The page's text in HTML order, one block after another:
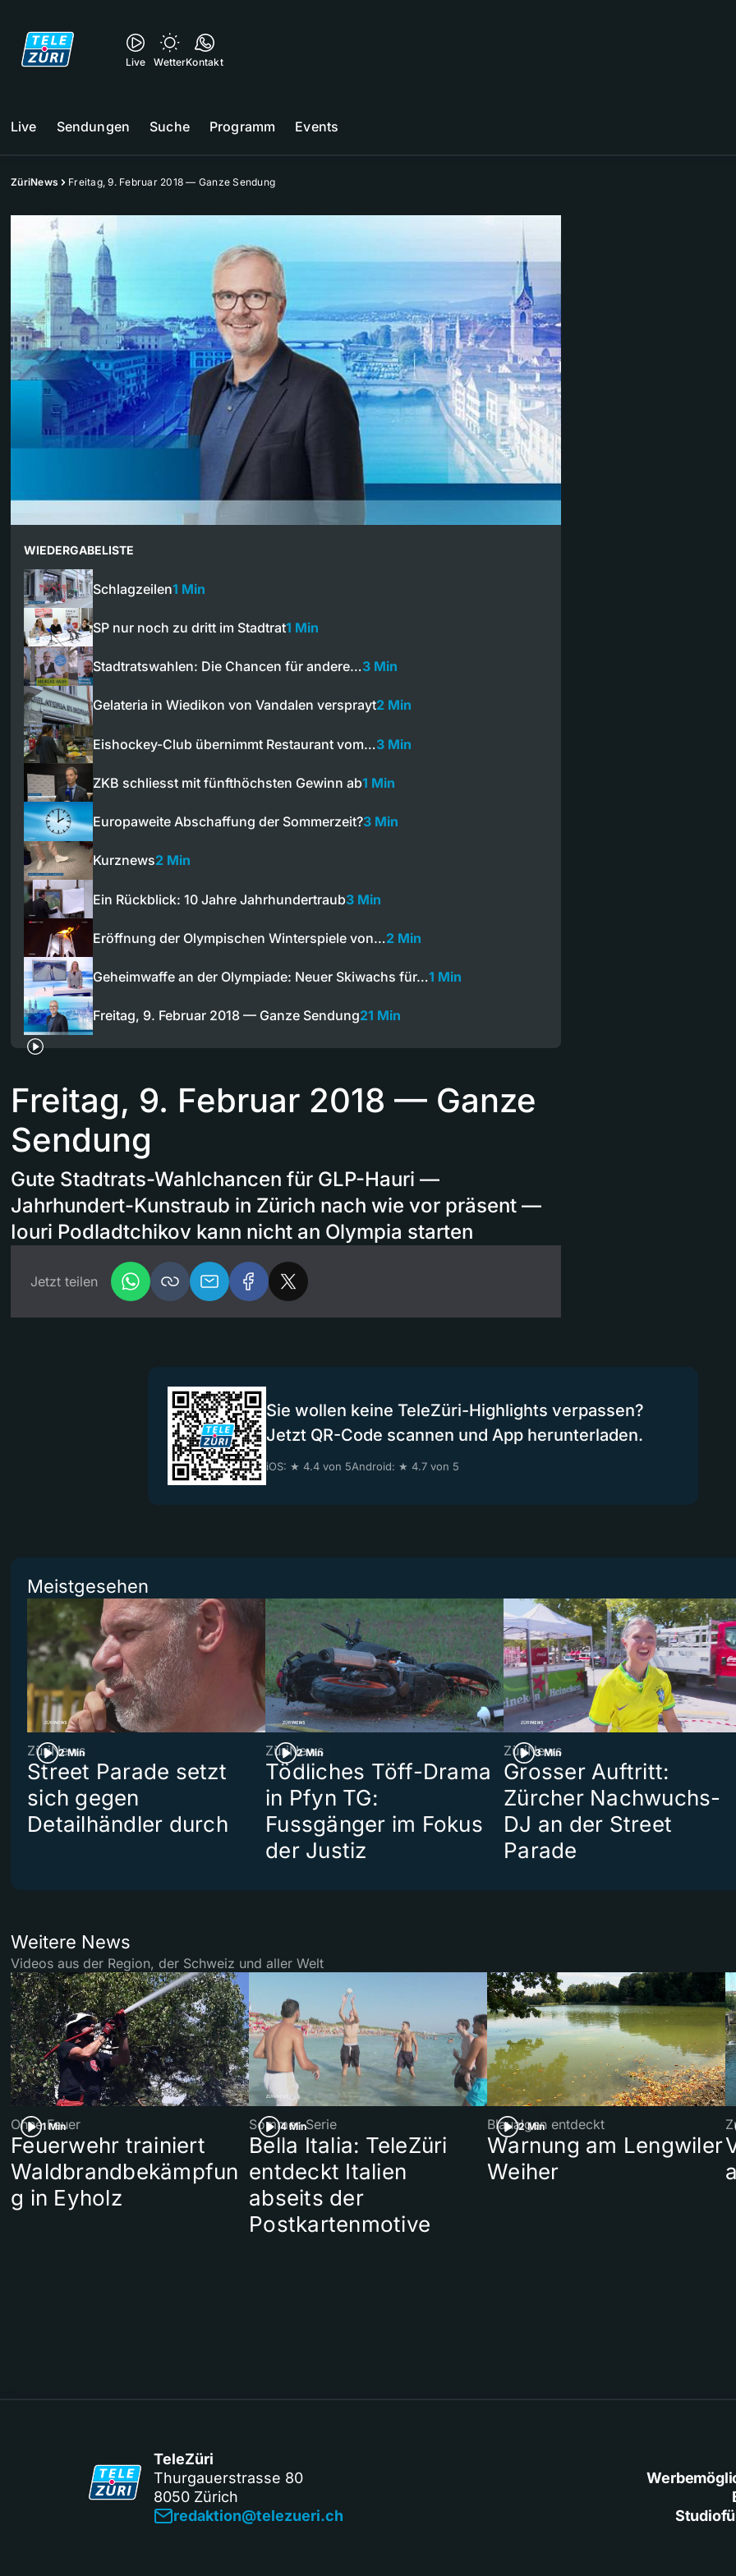
Live WetterKontakt
Live Sendungen Suche Programm Events
ZüriNews Freitag, 9. Februar 2018 — Ganze Sendung
WIEDERGABELISTE
Schlagzeilen1 Min
SP nur noch zu dritt im Stadtrat1 Min
Stadtratswahlen: Die Chancen für andere…3 Min
Gelateria in Wiedikon von Vandalen versprayt2 Min
Eishockey-Club übernimmt Restaurant vom…3 Min
ZKB schliesst mit fünfthöchsten Gewinn ab1 Min
Europaweite Abschaffung der Sommerzeit?3 Min
Kurznews2 Min
Ein Rückblick: 10 Jahre Jahrhundertraub3 Min
Eröffnung der Olympischen Winterspiele von…2 Min
Geheimwaffe an der Olympiade: Neuer Skiwachs für…1 Min
Freitag, 9. Februar 2018 — Ganze Sendung21 Min
Freitag, 9. Februar 2018 — Ganze
Sendung
Gute Stadtrats-Wahlchancen für GLP-Hauri —
Jahrhundert-Kunstraub in Zürich nach wie vor präsent —
Iouri Podladtchikov kann nicht an Olympia starten
Jetzt teilen
Sie wollen keine TeleZüri-Highlights verpassen?
Jetzt QR-Code scannen und App herunterladen.
iOS: ★ 4.4 von 5Android: ★ 4.7 von 5
Meistgesehen
2 Min
ZüriNews
Street Parade setzt
sich gegen
Detailhändler durch
2 Min
ZüriNews
Tödliches Töff-Drama
in Pfyn TG:
Fussgänger im Fokus
der Justiz
3 Min
ZüriNews
Grosser Auftritt:
Zürcher Nachwuchs-
DJ an der Street
Parade
Weitere News
Videos aus der Region, der Schweiz und aller Welt
1 Min
Ohne Feuer
Feuerwehr trainiert
Waldbrandbekämpfun
g in Eyholz
4 Min
Sommer-Serie
Bella Italia: TeleZüri
entdeckt Italien
abseits der
Postkartenmotive
2 Min
Blaualgen entdeckt
Warnung am Lengwiler
Weiher
TeleZüri
Thurgauerstrasse 80
8050 Zürich
redaktion@telezueri.ch